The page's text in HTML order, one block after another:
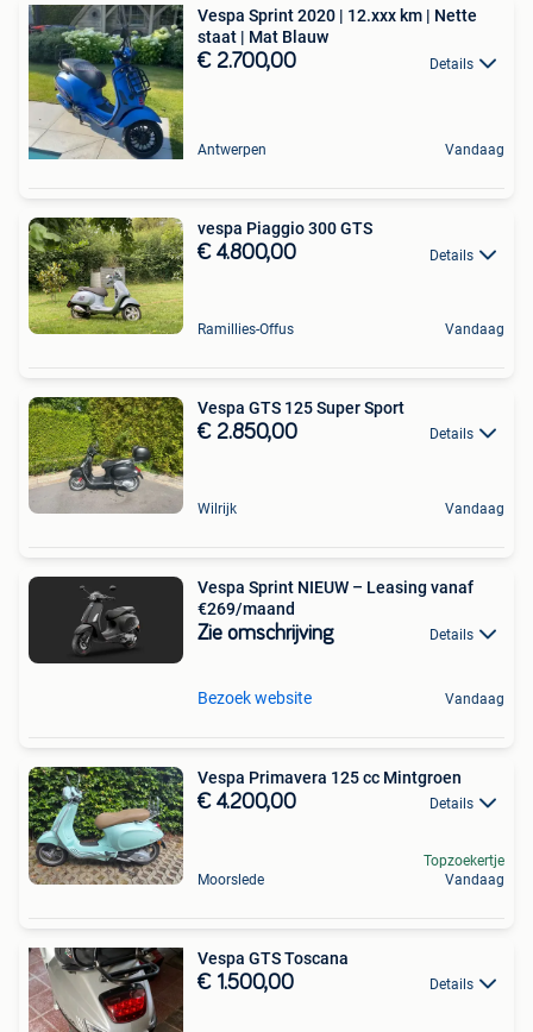
Vespa Sprint 2020 | 12.xxx km | Nette
staat | Mat Blauw
€ 2.700,00 Details
Antwerpen Vandaag
vespa Piaggio 300 GTS
€ 4.800,00 Details
Ramillies-Offus Vandaag
Vespa GTS 125 Super Sport
€ 2.850,00 Details
Wilrijk Vandaag
Vespa Sprint NIEUW – Leasing vanaf
€269/maand
Zie omschrijving Details
Bezoek website Vandaag
Vespa Primavera 125 cc Mintgroen
€ 4.200,00 Details
Moorslede
Topzoekertje
Vandaag
Vespa GTS Toscana
€ 1.500,00 Details